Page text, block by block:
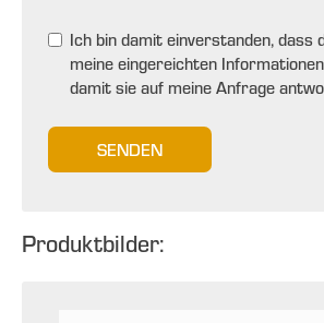
Ich bin damit einverstanden, dass
meine eingereichten
damit sie auf meine Anfrage
SENDEN
Produktbilder: